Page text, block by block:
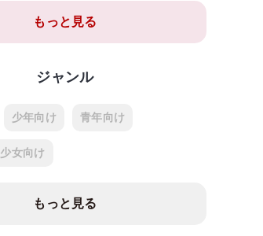
もっと見る
ジャンル
少年向け 青年向け
少女向け
もっと見る